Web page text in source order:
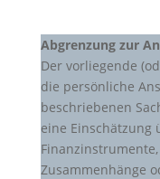
Abgrenzung zur
Der vorliegende
die persönliche
beschriebenen
eine Einschätzung
Zusammenhänge